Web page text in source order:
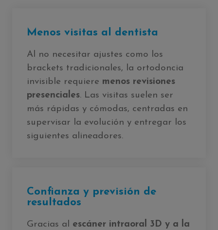
Confianza y previsión de
resultados
Gracias al escáner intraoral 3D y a la
Menos visitas al dentista
Al no necesitar ajustes como los
brackets tradicionales, la ortodoncia
invisible requiere menos revisiones
presenciales. Las visitas suelen ser
más rápidas y cómodas, centradas en
supervisar la evolución y entregar los
siguientes alineadores.